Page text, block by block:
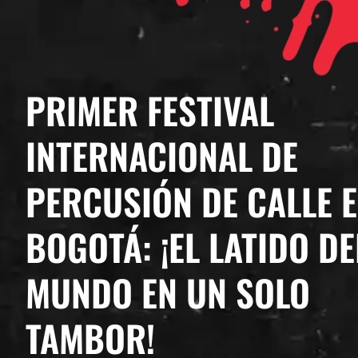
PRIMER FESTIVAL
INTERNACIONAL DE
PERCUSIÓN DE CALLE
BOGOTÁ: ¡EL LATIDO
MUNDO EN UN SOLO
TAMBOR!